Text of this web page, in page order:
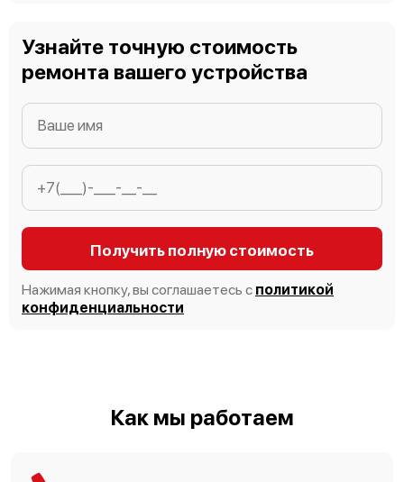
Узнайте точную стоимость
ремонта вашего устройства
Получить полную стоимость
Нажимая кнопку, вы соглашаетесь с политикой
конфиденциальности
Как мы работаем